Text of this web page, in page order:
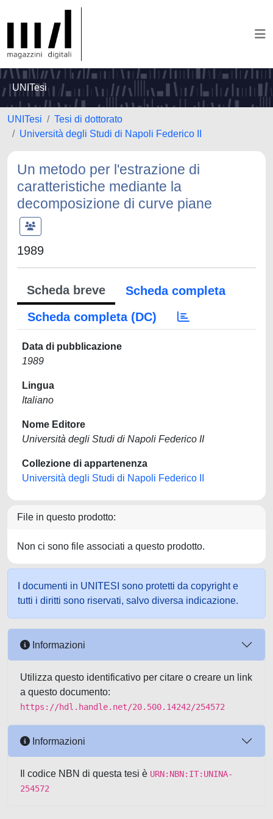
UNITesi
UNITesi
Tesi di dottorato
Università degli Studi di Napoli Federico II
Un metodo per l'estrazione di
caratteristiche mediante la
decomposizione di curve piane
1989
Scheda breve
Scheda completa
Scheda completa (DC)
Data di pubblicazione
1989
Lingua
Italiano
Nome Editore
Università degli Studi di Napoli Federico II
Collezione di appartenenza
Università degli Studi di Napoli Federico II
File in questo prodotto:
Non ci sono file associati a questo prodotto.
I documenti in UNITESI sono protetti da copyright e
tutti i diritti sono riservati, salvo diversa indicazione.
Informazioni
Utilizza questo identificativo per citare o creare un link
a questo documento:
https://hdl.handle.net/20.500.14242/254572
Informazioni
Il codice NBN di questa tesi è URN:NBN:IT:UNINA-
254572